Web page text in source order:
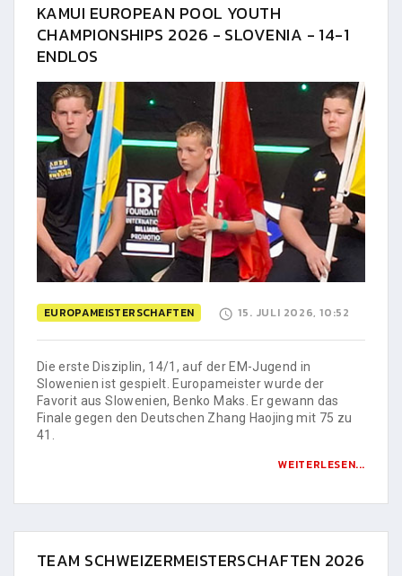
KAMUI EUROPEAN POOL YOUTH
CHAMPIONSHIPS 2026 - SLOVENIA - 14-1
ENDLOS
EUROPAMEISTERSCHAFTEN 15. JULI 2026, 10:52
Die erste Disziplin, 14/1, auf der EM-Jugend in
Slowenien ist gespielt. Europameister wurde der
Favorit aus Slowenien, Benko Maks. Er gewann das
Finale gegen den Deutschen Zhang Haojing mit 75 zu
41.
WEITERLESEN...
TEAM SCHWEIZERMEISTERSCHAFTEN 2026